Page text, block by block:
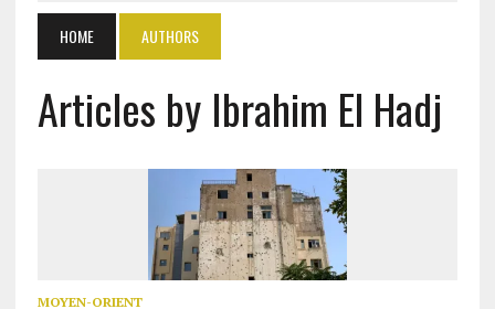
HOME AUTHORS
Articles by Ibrahim El Hadj
MOYEN-ORIENT